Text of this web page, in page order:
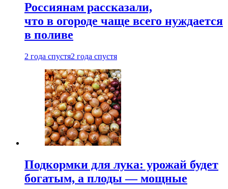
Россиянам рассказали,
что в огороде чаще всего нуждается
в поливе
2 года спустя2 года спустя
Подкормки для лука: урожай будет
богатым, а плоды — мощные